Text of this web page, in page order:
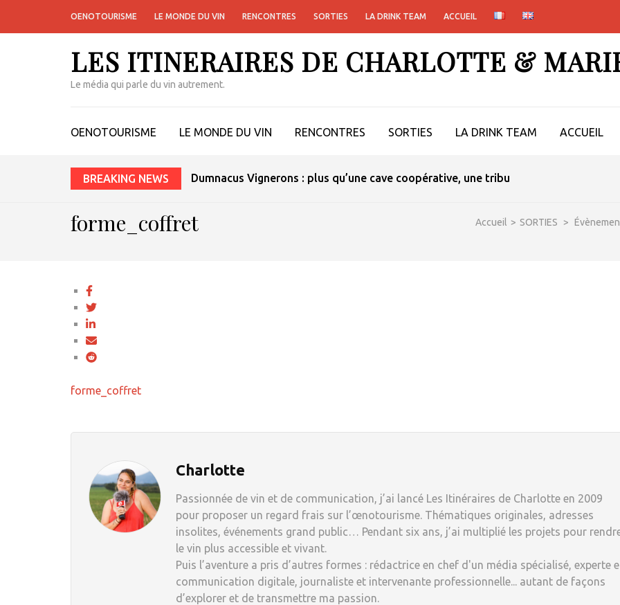
OENOTOURISME LE MONDE DU VIN RENCONTRES SORTIES LA DRINK TEAM ACCUEIL
LES ITINERAIRES DE CHARLOTTE &
Le média qui parle du vin autrement.
OENOTOURISME LE MONDE DU VIN RENCONTRES SORTIES LA DRINK TEAM ACCUEIL
BREAKING NEWS Dumnacus Vignerons : plus qu’une cave coopérative, une tribu
Accueil > SORTIES >
forme_coffret
forme_coffret
Charlotte
Passionnée de vin et de communication, j’ai lancé Les Itinéraires de Charlotte en 2009
pour proposer un regard frais sur l’œnotourisme. Thématiques originales, adresses
insolites, événements grand public… Pendant six ans, j’ai multiplié les projets pour
le vin plus accessible et vivant.
Puis l’aventure a pris d’autres formes : rédactrice en chef d'un média spécialisé, experte
communication digitale, journaliste et intervenante professionnelle... autant de façons
d’explorer et de transmettre ma passion.